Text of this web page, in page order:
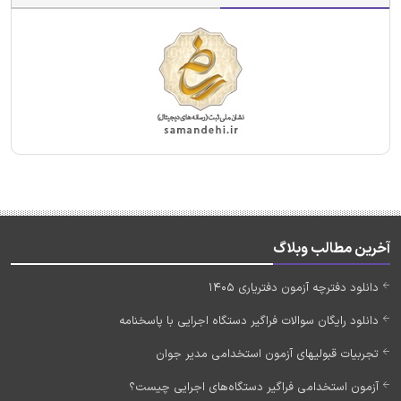
آخرین مطالب وبلاگ
دانلود دفترچه آزمون دفتریاری 1405
دانلود رایگان سوالات فراگیر دستگاه اجرایی با پاسخنامه
تجربیات قبولیهای آزمون استخدامی مدیر جوان
آزمون استخدامی فراگیر دستگاه‌های اجرایی چیست؟